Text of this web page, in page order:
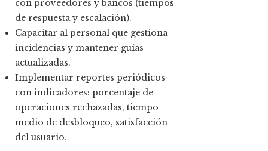
con proveedores y bancos (tiempos
de respuesta y escalación).
Capacitar al personal que gestiona
incidencias y mantener guías
actualizadas.
Implementar reportes periódicos
con indicadores: porcentaje de
operaciones rechazadas, tiempo
medio de desbloqueo, satisfacción
del usuario.